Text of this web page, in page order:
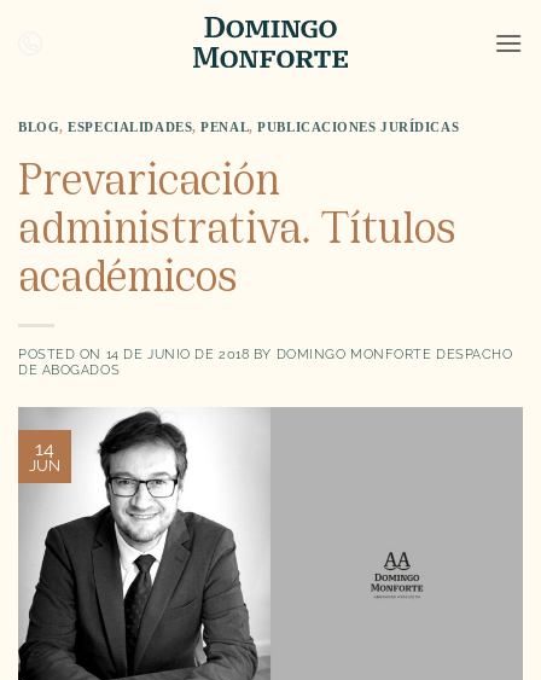
BLOG,ESPECIALIDADES,PENAL,PUBLICACIONES JURÍDICAS
Prevaricación
administrativa. Títulos
académicos
POSTED ON 14 DE JUNIO DE 2018 BY DOMINGO MONFORTE DESPACHO
DE ABOGADOS
14
JUN